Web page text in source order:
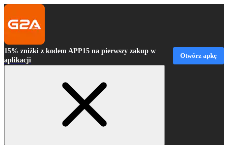
15% zniżki z kodem APP15 na pierwszy zakup w
aplikacji
Otwórz apkę